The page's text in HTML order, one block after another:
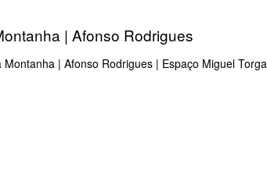
| Afonso Rodrigues
| Afonso Rodrigues | Espaço Miguel Torga